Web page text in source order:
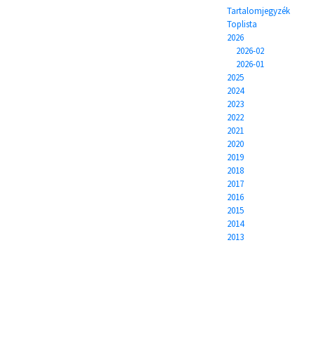
Tartalomjegyzék
Toplista
2026
2026-02
2026-01
2025
2024
2023
2022
2021
2020
2019
2018
2017
2016
2015
2014
2013